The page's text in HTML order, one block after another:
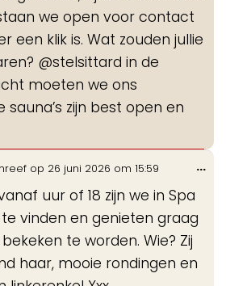
we open voor contact
een klik is. Wat zouden jullie
@stelsittard in de
moeten we ons
sauna’s zijn best open en
op 26 juni 2026 om 15:59
uur of 18 zijn we in Spa
vinden en genieten graag
te worden. Wie? Zij
haar, mooie rondingen en
...